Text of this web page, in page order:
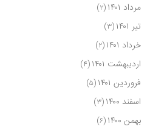
مرداد ۱۴۰۱ (۲)
تیر ۱۴۰۱ (۳)
خرداد ۱۴۰۱ (۲)
اردیبهشت ۱۴۰۱ (۴)
فروردین ۱۴۰۱ (۵)
اسفند ۱۴۰۰ (۳)
بهمن ۱۴۰۰ (۶)